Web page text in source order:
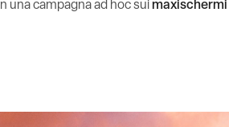
una campagna ad hoc suimaxischermi